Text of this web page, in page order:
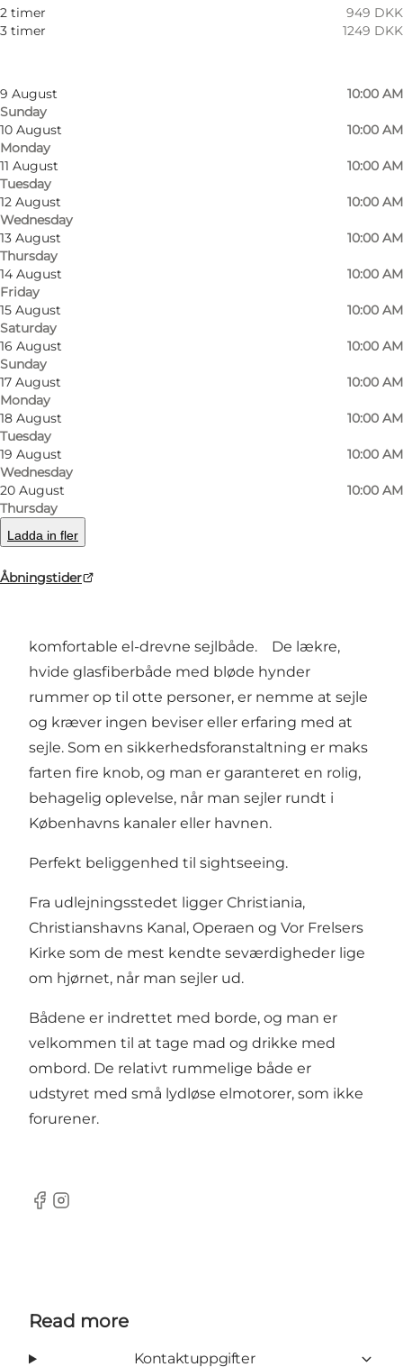
Thursday
7 August
Friday
10:00 AM
9 August
Sunday
10:00 AM
10 August
Monday
10:00 AM
11 August
Tuesday
10:00 AM
12 August
Wednesday
10:00 AM
13 August
Thursday
10:00 AM
14 August
Friday
10:00 AM
15 August
Saturday
10:00 AM
16 August
Sunday
10:00 AM
17 August
Monday
10:00 AM
18 August
Tuesday
10:00 AM
19 August
Wednesday
10:00 AM
20 August
Thursday
10:00 AM
Ladda in fler
Åbningstider
2 timer
949 DKK
3 timer
1249 DKK
Photo
©
Photo
Det er svært at komme på en mere
charmerende måde at opleve København på
komfortable el-drevne sejlbåde. De lækre,
hvide glasfiberbåde med bløde hynder
rummer op til otte personer, er nemme at sejle
og kræver ingen beviser eller erfaring med at
sejle. Som en sikkerhedsforanstaltning er maks
farten fire knob, og man er garanteret en rolig,
behagelig oplevelse, når man sejler rundt i
Københavns kanaler eller havnen.
Perfekt beliggenhed til sightseeing.
Fra udlejningsstedet ligger Christiania,
Christianshavns Kanal, Operaen og Vor Frelsers
Kirke som de mest kendte seværdigheder lige
om hjørnet, når man sejler ud.
Bådene er indrettet med borde, og man er
velkommen til at tage mad og drikke med
ombord. De relativt rummelige både er
udstyret med små lydløse elmotorer, som ikke
forurener.
Facebook
Instagram
Read more
Kontaktuppgifter